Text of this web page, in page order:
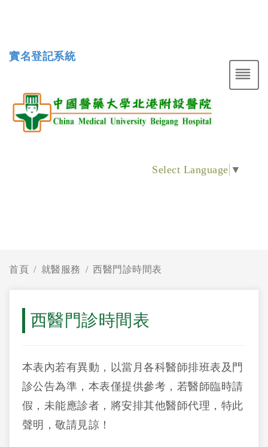
實名登記系統
Select Language ▼
首頁 就醫服務 西醫門診時間表
西醫門診時間表
本表內若有異動，以當月各科醫師排班表及門
診公告為準，本表僅提供參考，若醫師臨時請
假，未能應診者，將安排其他醫師代理，特此
聲明，敬請見諒！